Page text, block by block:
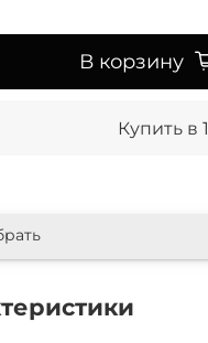
В корзину
Купить в